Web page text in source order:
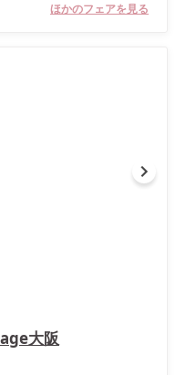
ほかのフェアを見る
大阪